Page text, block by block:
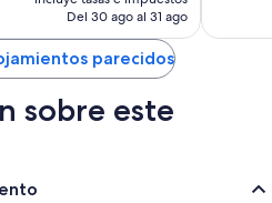
y calefacción
actual
de
129 €
Del 30 ago al 31 ago
parecidos
sobre este